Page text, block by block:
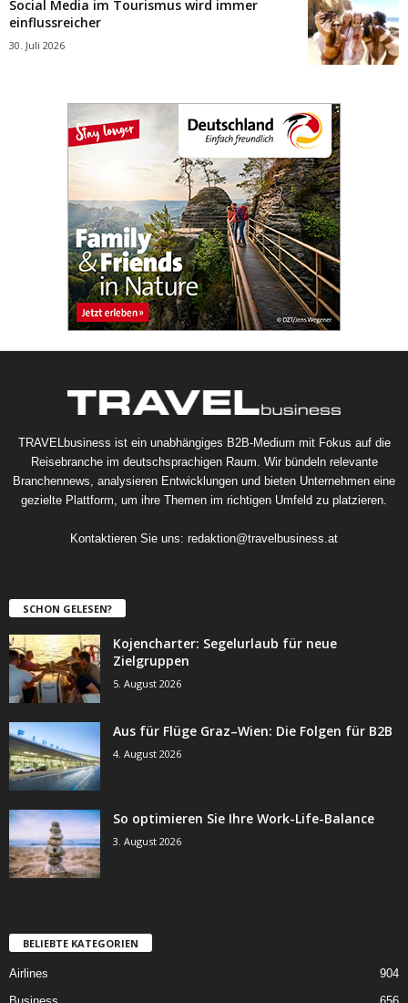
Social Media im Tourismus wird immer
einflussreicher
30. Juli 2026
TRAVELbusiness ist ein unabhängiges B2B-Medium mit Fokus auf die
Reisebranche im deutschsprachigen Raum. Wir bündeln relevante
Branchennews, analysieren Entwicklungen und bieten Unternehmen eine
gezielte Plattform, um ihre Themen im richtigen Umfeld zu platzieren.
Kontaktieren Sie uns: redaktion@travelbusiness.at
SCHON GELESEN?
Kojencharter: Segelurlaub für neue
Zielgruppen
5. August 2026
Aus für Flüge Graz–Wien: Die Folgen für B2B
4. August 2026
So optimieren Sie Ihre Work-Life-Balance
3. August 2026
BELIEBTE KATEGORIEN
Airlines
904